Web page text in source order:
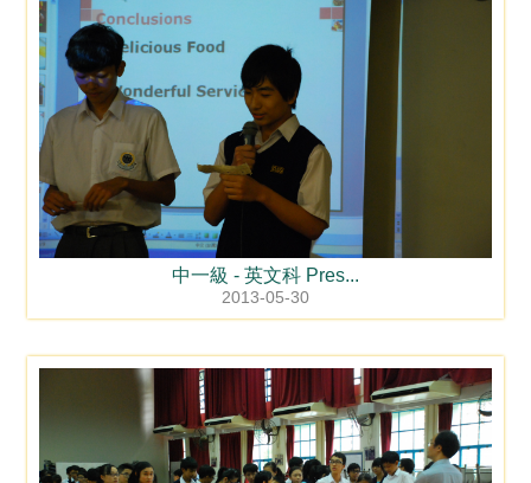
中一級 - 英文科 Pres...
2013-05-30